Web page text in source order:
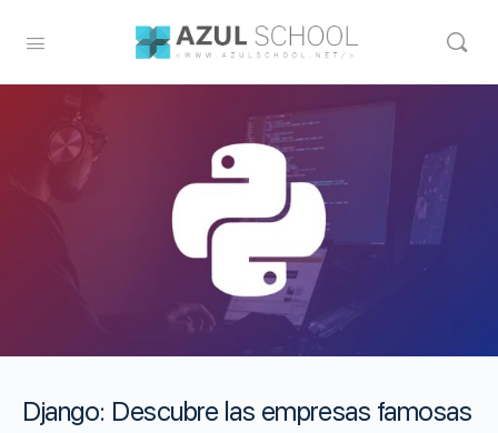
Django: Descubre las empresas famosas